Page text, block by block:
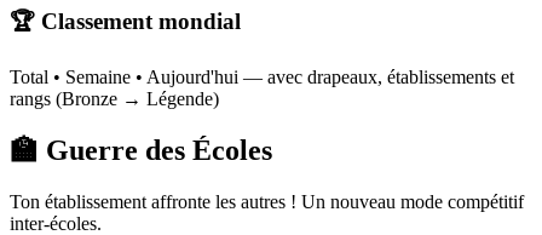
🏆 Classement mondial
Total • Semaine • Aujourd'hui — avec drapeaux, établissements et
rangs (Bronze → Légende)
🏫 Guerre des Écoles
Ton établissement affronte les autres ! Un nouveau mode compétitif
inter-écoles.